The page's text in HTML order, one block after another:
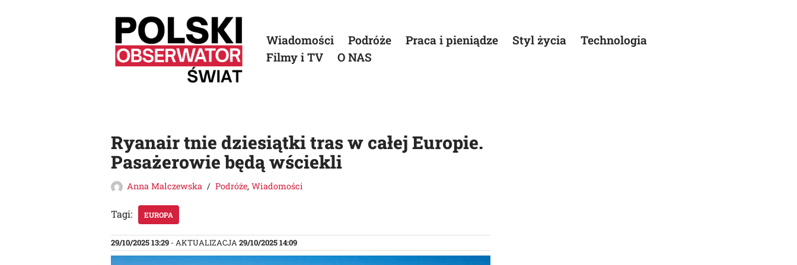
Przejdź
do
treści
Wiadomości Podróże Praca i pieniądze Styl życia
Technologia
Filmy i TV
O NAS
Ryanair tnie dziesiątki tras w całej Europie.
Pasażerowie będą wściekli
Anna Malczewska Podróże, Wiadomości
Tagi: EUROPA
29/10/2025 13:29 - AKTUALIZACJA29/10/2025 14:09